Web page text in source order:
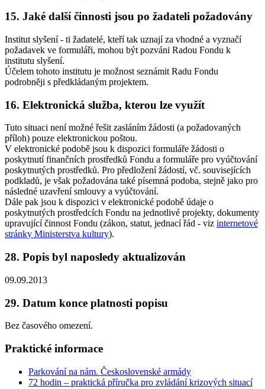
15. Jaké další činnosti jsou po žadateli požadovány
Institut slyšení - ti žadatelé, kteří tak uznají za vhodné a vyznačí
požadavek ve formuláři, mohou být pozváni Radou Fondu k
institutu slyšení.
Účelem tohoto institutu je možnost seznámit Radu Fondu
podrobněji s předkládaným projektem.
16. Elektronická služba, kterou lze využít
Tuto situaci není možné řešit zasláním žádosti (a požadovaných
příloh) pouze elektronickou poštou.
V elektronické podobě jsou k dispozici formuláře žádosti o
poskytnutí finančních prostředků Fondu a formuláře pro vyúčtování
poskytnutých prostředků. Pro předložení žádostí, vč. souvisejících
podkladů, je však požadována také písemná podoba, stejně jako pro
následné uzavření smlouvy a vyúčtování.
Dále pak jsou k dispozici v elektronické podobě údaje o
poskytnutých prostředcích Fondu na jednotlivé projekty, dokumenty
upravující činnost Fondu (zákon, statut, jednací řád - viz internetové
stránky Ministerstva kultury).
28. Popis byl naposledy aktualizován
09.09.2013
29. Datum konce platnosti popisu
Bez časového omezení.
Praktické informace
Parkování na nám. Československé armády
72 hodin – praktická příručka pro zvládání krizových situací